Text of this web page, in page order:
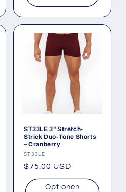
ST33LE 3" Stretch-
Strick Duo-Tone Shorts
– Cranberry
Anbieter:
ST33LE
Normaler
Preis
$75.00 USD
Optionen